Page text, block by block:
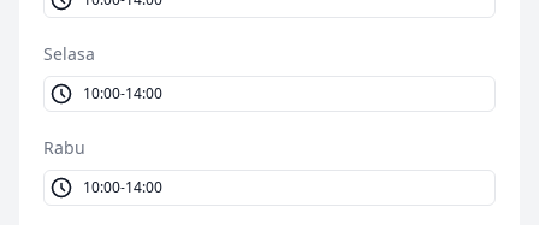
Selasa
10:00-14:00
Rabu
10:00-14:00